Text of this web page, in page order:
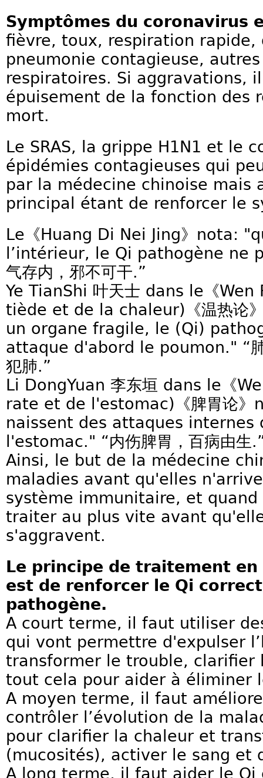
Symptômes du coronavirus
fièvre, toux, respiration
pneumonie contagieuse,
respiratoires. Si aggravations,
épuisement de la fonction des
mort.
Le SRAS, la grippe H1N1 et le
épidémies contagieuses qui
par la médecine chinoise mais
principal étant de renforcer le
Le《Huang Di Nei Jing》nota:
l’intérieur, le Qi pathogène ne
气存内，邪不可干.”
Ye TianShi 叶天士 dans le《
tiède et de la chaleur)《温热论
un organe fragile, le (Qi)
attaque d'abord le poumon." “肺
犯肺.”
Li DongYuan 李东垣 dans le《
rate et de l'estomac)《脾胃论
naissent des attaques internes
l'estomac." “内伤脾胃，百病由生
Ainsi, le but de la médecine
maladies avant qu'elles
système immunitaire, et
traiter au plus vite avant
s'aggravent.
Le principe de traitement en
est de renforcer le Qi
pathogène.
A court terme, il faut utiliser
qui vont permettre d'expulser
transformer le trouble, clarifier
tout cela pour aider à éliminer
A moyen terme, il faut
contrôler l’évolution de la
pour clarifier la chaleur et
(mucosités), activer le sang et
A long terme, il faut aider le